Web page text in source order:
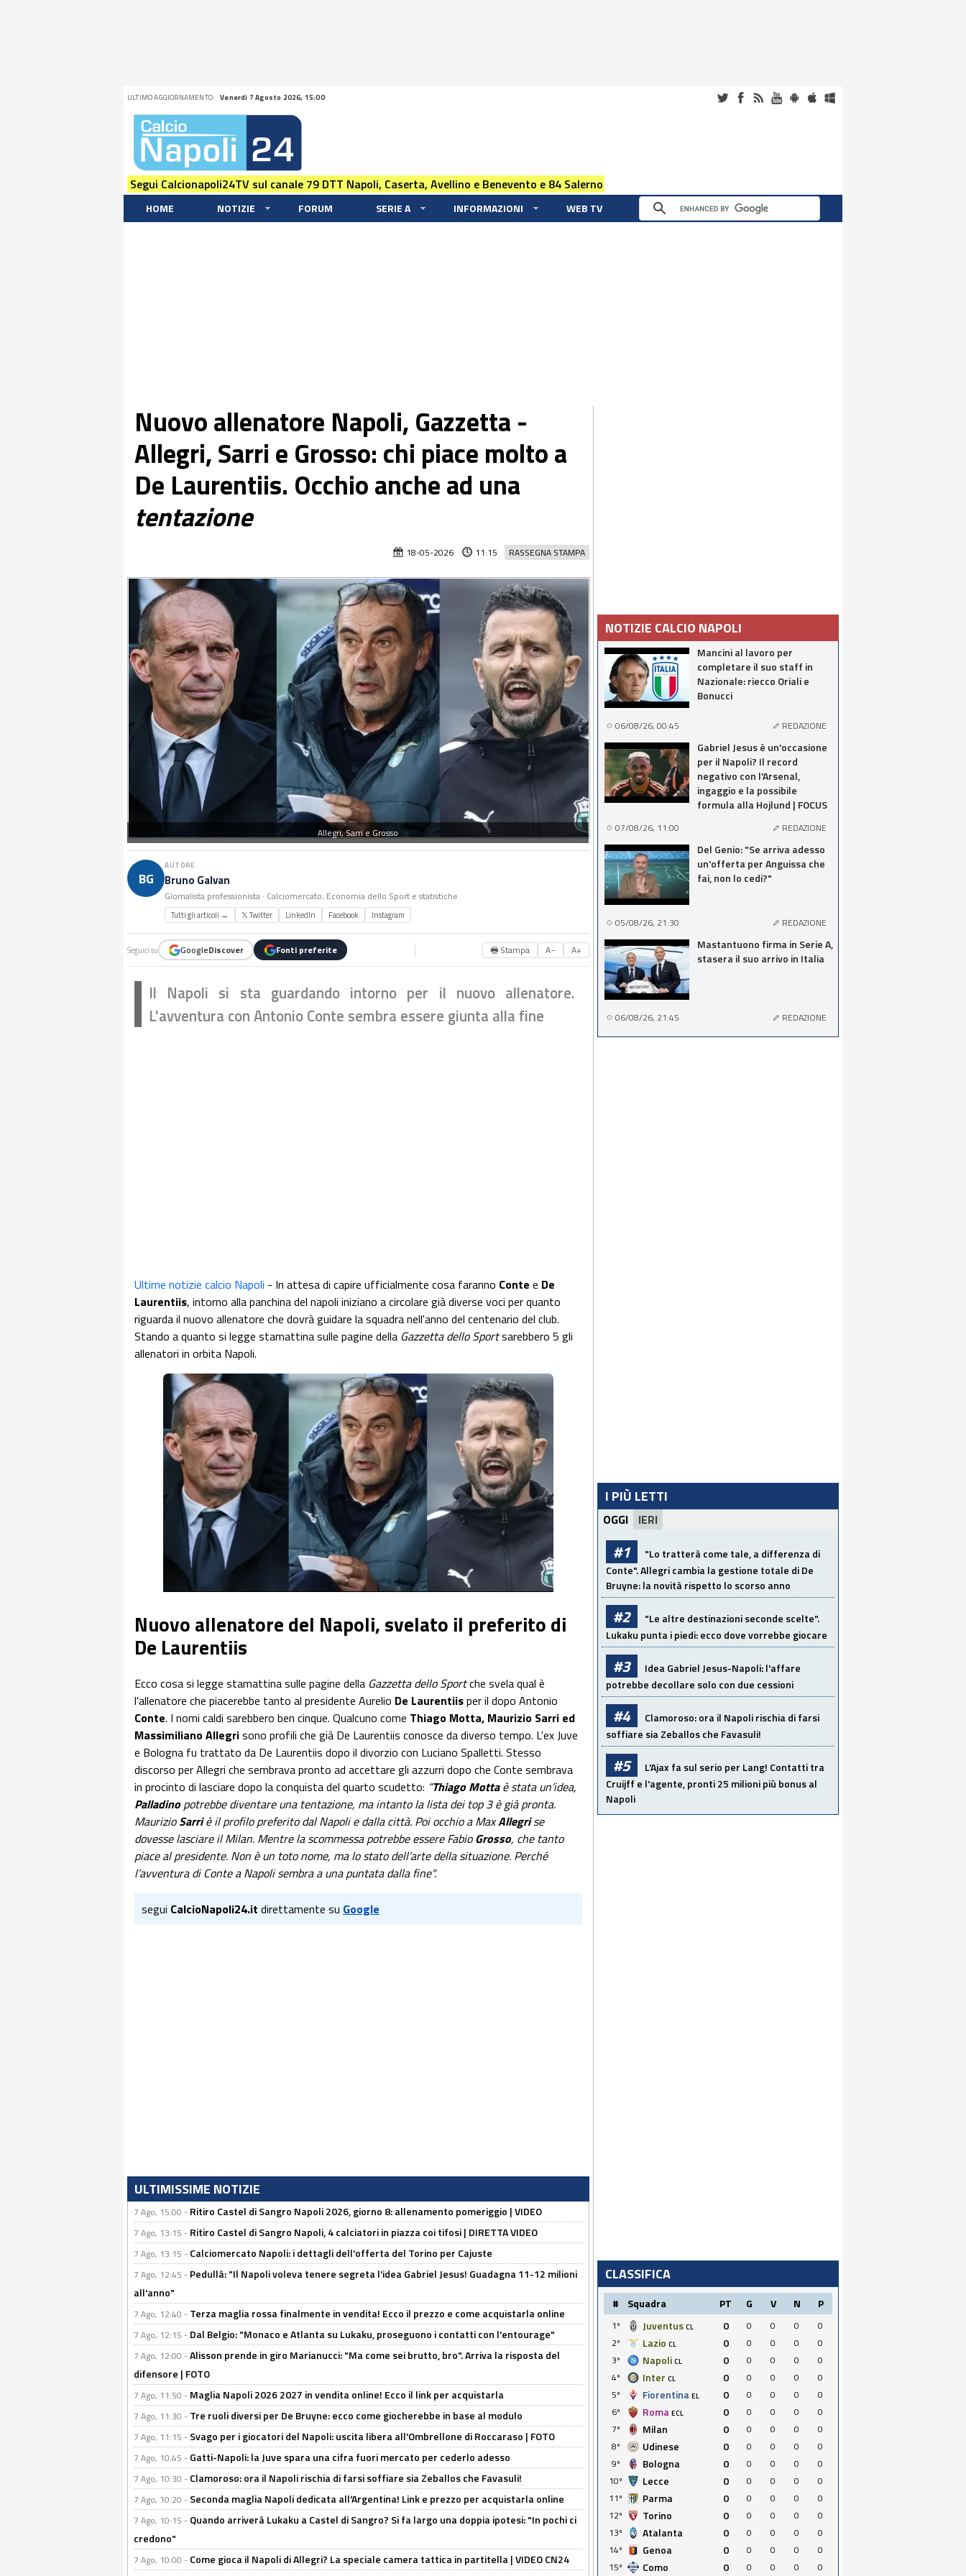
ULTIMO AGGIORNAMENTO: Venerdi 7 Agosto 2026, 15:00
Segui Calcionapoli24TV sul canale 79 DTT Napoli, Caserta, Avellino e Benevento e 84 Salerno
HOME NOTIZIE FORUM SERIE A INFORMAZIONI WEB TV
Nuovo allenatore Napoli, Gazzetta -
Allegri, Sarri e Grosso: chi piace molto a
De Laurentiis. Occhio anche ad una
tentazione
RASSEGNA STAMPA
18-05-2026 11:15
Allegri, Sarri e Grosso
BG
AUTORE
Bruno Galvan
Giornalista professionista · Calciomercato, Economia dello Sport e statistiche
Tutti gli articoli → 𝕏 Twitter LinkedIn Facebook Instagram
Seguici su GoogleDiscover Fonti preferite 🖶 Stampa A− A+
Il Napoli si sta guardando intorno per il nuovo allenatore.
L'avventura con Antonio Conte sembra essere giunta alla fine
Ultime notizie calcio Napoli - In attesa di capire ufficialmente cosa faranno Conte e De
Laurentiis, intorno alla panchina del napoli iniziano a circolare già diverse voci per quanto
riguarda il nuovo allenatore che dovrà guidare la squadra nell'anno del centenario del club.
Stando a quanto si legge stamattina sulle pagine della Gazzetta dello Sportsarebbero 5 gli
allenatori in orbita Napoli.
Nuovo allenatore del Napoli, svelato il preferito di
De Laurentiis
Ecco cosa si legge stamattina sulle pagine della Gazzetta dello Sportche svela qual è
l'allenatore che piacerebbe tanto al presidente Aurelio De Laurentiisper il dopo Antonio
Conte. I nomi caldi sarebbero ben cinque. Qualcuno come Thiago Motta, Maurizio Sarri ed
Massimiliano Allegrisono profili che già De Laurentiis conosce da diverso tempo. L'ex Juve
e Bologna fu trattato da De Laurentiis dopo il divorzio con Luciano Spalletti. Stesso
discorso per Allegri che sembrava pronto ad accettare gli azzurri dopo che Conte sembrava
in procinto di lasciare dopo la conquista del quarto scudetto: “Thiago Mottaè stata un’idea,
Palladinopotrebbe diventare una tentazione, ma intanto la lista dei top 3 è già pronta.
MaurizioSarriè il profilo preferito dal Napoli e dalla città. Poi occhio a MaxAllegrise
dovesse lasciare il Milan. Mentre la scommessa potrebbe essere FabioGrosso, che tanto
piace al presidente. Non è un toto nome, ma lo stato dell’arte della situazione. Perché
l’avventura di Conte a Napoli sembra a una puntata dalla fine".
segui CalcioNapoli24.it direttamente su Google
ULTIMISSIME NOTIZIE
7 Ago, 15:00 - Ritiro Castel di Sangro Napoli 2026, giorno 8: allenamento pomeriggio | VIDEO
7 Ago, 13:15 - Ritiro Castel di Sangro Napoli, 4 calciatori in piazza coi tifosi | DIRETTA VIDEO
7 Ago, 13:15 - Calciomercato Napoli: i dettagli dell'offerta del Torino per Cajuste
7 Ago, 12:45 - Pedullà: "Il Napoli voleva tenere segreta l'idea Gabriel Jesus! Guadagna 11-12 milioni
all'anno"
7 Ago, 12:40 - Terza maglia rossa finalmente in vendita! Ecco il prezzo e come acquistarla online
7 Ago, 12:15 - Dal Belgio: "Monaco e Atlanta su Lukaku, proseguono i contatti con l'entourage"
7 Ago, 12:00 -Alisson prende in giro Marianucci: "Ma come sei brutto, bro". Arriva la risposta del
difensore | FOTO
7 Ago, 11:50 - Maglia Napoli 2026 2027 in vendita online! Ecco il link per acquistarla
7 Ago, 11:30 - Tre ruoli diversi per De Bruyne: ecco come giocherebbe in base al modulo
7 Ago, 11:15 - Svago per i giocatori del Napoli: uscita libera all'Ombrellone di Roccaraso | FOTO
7 Ago, 10:45 - Gatti-Napoli: la Juve spara una cifra fuori mercato per cederlo adesso
7 Ago, 10:30 - Clamoroso: ora il Napoli rischia di farsi soffiare sia Zeballos che Favasuli!
7 Ago, 10:20 - Seconda maglia Napoli dedicata all'Argentina! Link e prezzo per acquistarla online
7 Ago, 10:15 - Quando arriverà Lukaku a Castel di Sangro? Si fa largo una doppia ipotesi: "In pochi ci
credono"
7 Ago, 10:00 - Come gioca il Napoli di Allegri? La speciale camera tattica in partitella | VIDEO CN24
NOTIZIE CALCIO NAPOLI
Mancini al lavoro per
completare il suo staff in
Nazionale: riecco Oriali e
Bonucci
06/08/26, 00:45 REDAZIONE
Gabriel Jesus è un'occasione
per il Napoli? Il record
negativo con l'Arsenal,
ingaggio e la possibile
formula alla Hojlund | FOCUS
07/08/26, 11:00 REDAZIONE
Del Genio: "Se arriva adesso
un'offerta per Anguissa che
fai, non lo cedi?"
05/08/26, 21:30 REDAZIONE
Mastantuono firma in Serie A,
stasera il suo arrivo in Italia
06/08/26, 21:45 REDAZIONE
I PIÙ LETTI
OGGI IERI
#1
"Lo tratterà come tale, a differenza di
Conte". Allegri cambia la gestione totale di De
Bruyne: la novità rispetto lo scorso anno
#2
"Le altre destinazioni seconde scelte".
Lukaku punta i piedi: ecco dove vorrebbe giocare
#3
Idea Gabriel Jesus-Napoli: l'affare
potrebbe decollare solo con due cessioni
#4
Clamoroso: ora il Napoli rischia di farsi
soffiare sia Zeballos che Favasuli!
#5
L'Ajax fa sul serio per Lang! Contatti tra
Cruijff e l'agente, pronti 25 milioni più bonus al
Napoli
CLASSIFICA
# Squadra PT G V N P
1º Juventus CL 0 0 0 0
0
2º
Lazio CL 0 0 0 0
0
3º
Napoli CL 0 0 0 0
0
4º
Inter CL 0 0 0 0
0
5º
Fiorentina EL 0 0 0 0
0
6º
Roma ECL 0 0 0 0
0
7º
Milan 0 0 0 0
0
8º
Udinese 0 0 0 0
0
9º
Bologna 0 0 0 0
0
10º
Lecce 0 0 0 0
0
11º
Parma 0 0 0 0
0
12º
Torino 0 0 0 0
0
13º
Atalanta 0 0 0 0
0
14º
Genoa 0 0 0 0
0
15º
Como 0 0 0 0 0